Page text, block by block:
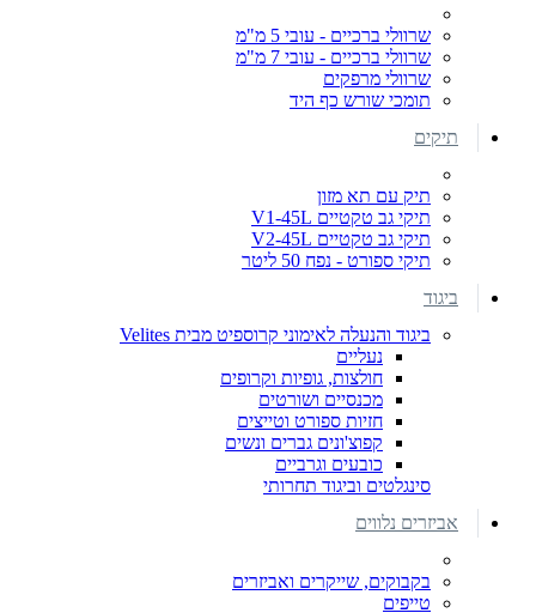
שרוולי ברכיים - עובי 5 מ"מ
שרוולי ברכיים - עובי 7 מ"מ
שרוולי מרפקים
תומכי שורש כף היד
תיקים
תיק עם תא מזון
תיקי גב טקטיים V1-45L
תיקי גב טקטיים V2-45L
תיקי ספורט - נפח 50 ליטר
ביגוד
ביגוד והנעלה לאימוני קרוספיט מבית Velites
נעליים
חולצות, גופיות וקרופים
מכנסיים ושורטים
חזיות ספורט וטייצים
קפוצ'ונים גברים ונשים
כובעים וגרביים
סינגלטים וביגוד תחרותי
אביזרים נלווים
בקבוקים, שייקרים ואביזרים
טייפים